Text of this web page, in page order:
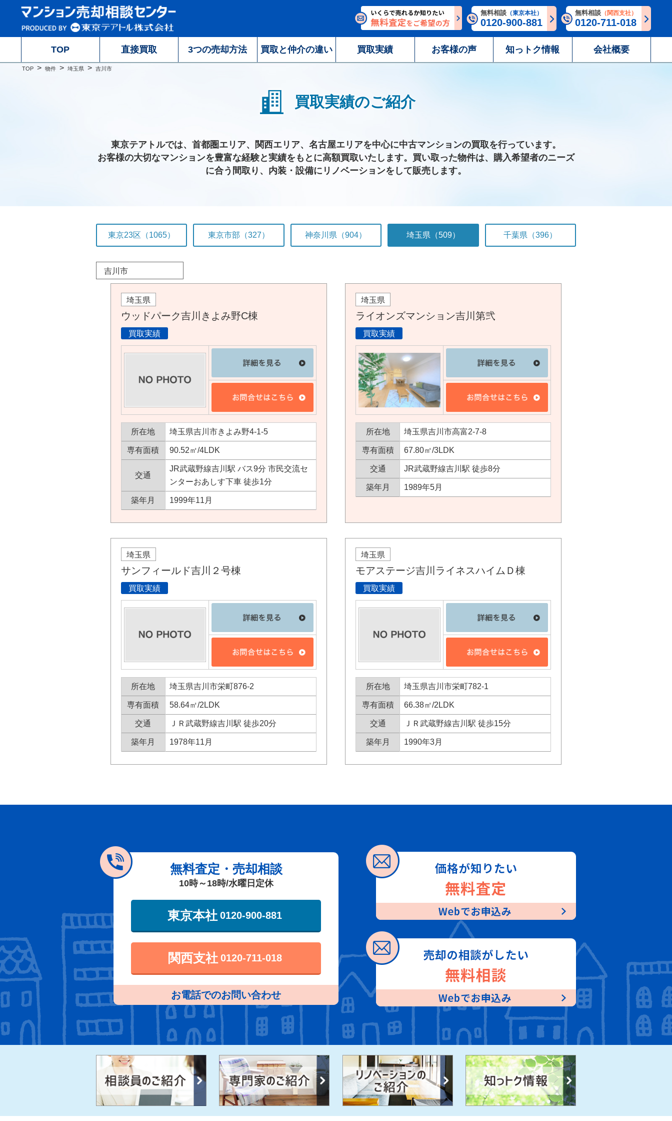
無料相談 （東京本社）
0120-900-881
無料相談 （関西支社）
0120-711-018
TOP 直接買取 3つの売却方法 買取と仲介の違い 買取実績 お客様の声 知っトク情報 会社概要
TOP 物件 埼玉県 吉川市
買取実績のご紹介
東京テアトルでは、首都圏エリア、関西エリア、名古屋エリアを中心に中古マンションの買取を行っています。
お客様の大切なマンションを豊富な経験と実績をもとに高額買取いたします。買い取った物件は、購入希望者のニーズ
に合う間取り、内装・設備にリノベーションをして販売します。
東京23区（1065） 東京市部（327） 神奈川県（904） 埼玉県（509） 千葉県（396）
吉川市
埼玉県
ウッドパーク吉川きよみ野C棟
買取実績
所在地 埼玉県吉川市きよみ野4-1-5
専有面積 90.52㎡/4LDK
交通
JR武蔵野線吉川駅 バス9分 市民交流セ
ンターおあしす下車 徒歩1分
築年月 1999年11月
埼玉県
ライオンズマンション吉川第弐
買取実績
所在地 埼玉県吉川市高富2-7-8
専有面積 67.80㎡/3LDK
交通 JR武蔵野線吉川駅 徒歩8分
築年月 1989年5月
埼玉県
サンフィールド吉川２号棟
買取実績
所在地 埼玉県吉川市栄町876-2
専有面積 58.64㎡/2LDK
交通 ＪＲ武蔵野線吉川駅 徒歩20分
築年月 1978年11月
埼玉県
モアステージ吉川ライネスハイムＤ棟
買取実績
所在地 埼玉県吉川市栄町782-1
専有面積 66.38㎡/2LDK
交通 ＪＲ武蔵野線吉川駅 徒歩15分
築年月 1990年3月
無料査定・売却相談
10時～18時/水曜日定休
東京本社 0120-900-881
関西支社 0120-711-018
お電話でのお問い合わせ